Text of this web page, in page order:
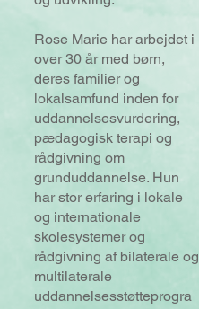
Rose Marie har arbejdet i
over 30 år med børn,
deres familier og
lokalsamfund inden for
uddannelsesvurdering,
pædagogisk terapi og
rådgivning om
grunduddannelse. Hun
har stor erfaring i lokale
og internationale
skolesystemer og
rådgivning af bilaterale og
multilaterale
uddannelsesstøtteprogra